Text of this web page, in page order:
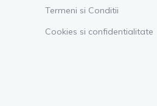
Termeni si Conditii
Cookies si confidentialitate